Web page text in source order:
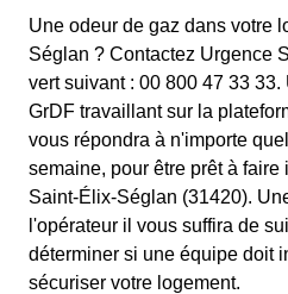
Une odeur de gaz dans votre
Séglan ? Contactez Urgence
vert suivant : 00 800 47 33
GrDF travaillant sur la
vous répondra à n'importe
semaine, pour être prêt à
Saint-Élix-Séglan (31420).
l'opérateur il vous suffira de
déterminer si une équipe doit
sécuriser votre logement.